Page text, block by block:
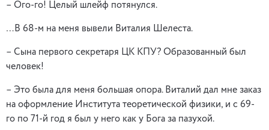
– Ого-го! Целый шлейф потянулся.
…В 68-м на меня вывели Виталия Шелеста.
– Сына первого секретаря ЦК КПУ? Образованный был
человек!
– Это была для меня большая опора. Виталий дал мне заказ
на оформление Института теоретической физики, и с 69-
го по 71-й год я был у него как у Бога за пазухой.